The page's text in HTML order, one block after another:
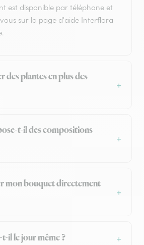
est disponible par téléphone et
sur la page d'aide Interflora
des plantes en plus des
t-il des compositions
mon bouquet directement
il le jour même ?